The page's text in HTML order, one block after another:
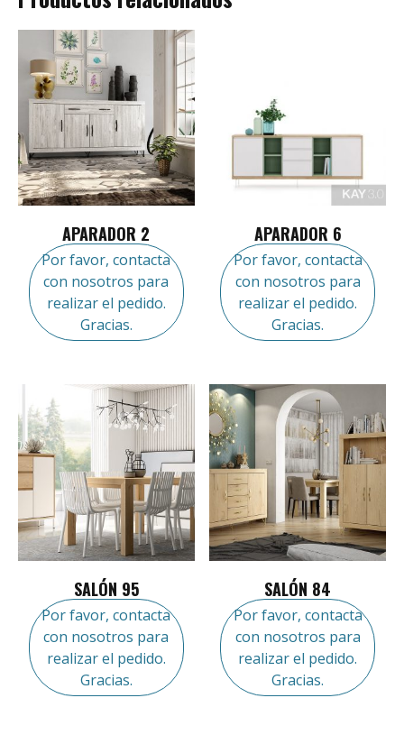
APARADOR 2
Por favor, contacta
con nosotros para
realizar el pedido.
Gracias.
APARADOR 6
Por favor, contacta
con nosotros para
realizar el pedido.
Gracias.
SALÓN 95
Por favor, contacta
con nosotros para
realizar el pedido.
Gracias.
SALÓN 84
Por favor, contacta
con nosotros para
realizar el pedido.
Gracias.